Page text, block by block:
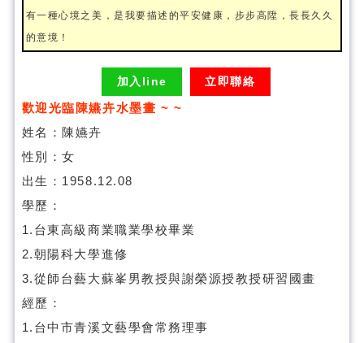
有一種心境之美，是我要描述的平安健康，步步高陞，長長久久
的意境！
加入line 立即聯絡
歡迎光臨陳嬿卉水墨畫 ~ ~
姓名：陳嬿卉
性別：女
出生：1958.12.08
學歷：
1.台東高級商業職業學校畢業
2.朝陽科大學進修
3.從師台藝大蘇峯男教授與謝榮源授教授研習國畫
經歷：
1.台中市青溪文藝學會常務理事